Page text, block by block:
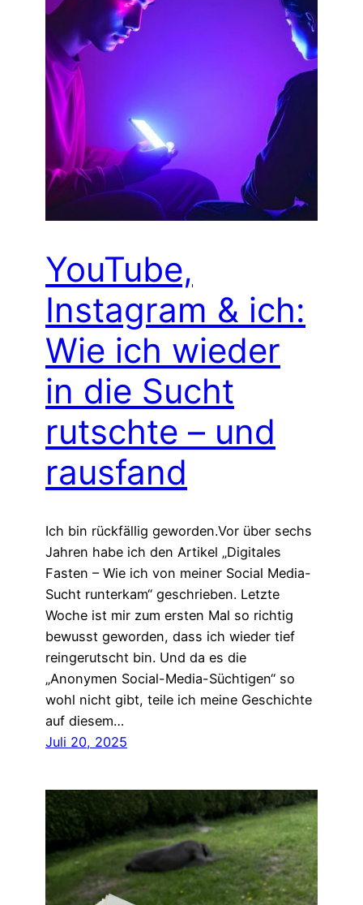
YouTube,
Instagram & ich:
Wie ich wieder
in die Sucht
rutschte – und
rausfand
Ich bin rückfällig geworden.Vor über sechs
Jahren habe ich den Artikel „Digitales
Fasten – Wie ich von meiner Social Media-
Sucht runterkam“ geschrieben. Letzte
Woche ist mir zum ersten Mal so richtig
bewusst geworden, dass ich wieder tief
reingerutscht bin. Und da es die
„Anonymen Social-Media-Süchtigen“ so
wohl nicht gibt, teile ich meine Geschichte
auf diesem…
Juli 20, 2025